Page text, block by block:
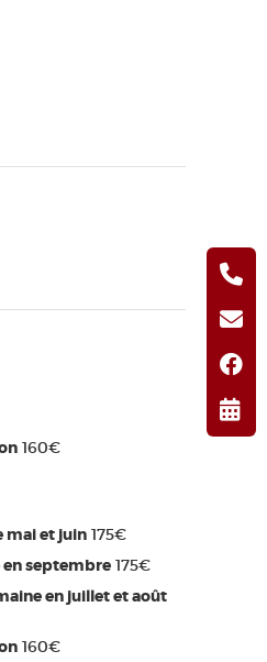
160€
mai et juin 175€
septembre 175€
en juillet et août
160€